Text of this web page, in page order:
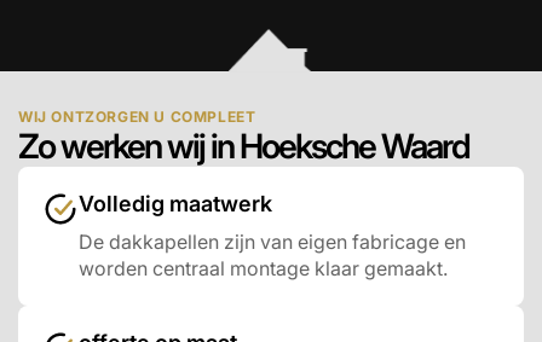
WIJ ONTZORGEN U COMPLEET
Zo werken wij in Hoeksche Waard
Volledig maatwerk
De dakkapellen zijn van eigen fabricage en
worden centraal montage klaar gemaakt.